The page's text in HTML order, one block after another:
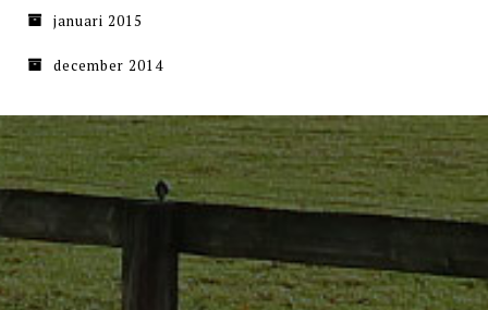
januari 2015
december 2014